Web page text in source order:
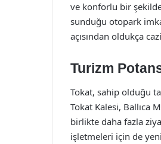
ve konforlu bir
sunduğu otopark
açısından oldukça
Turizm
Tokat, sahip olduğu
Tokat Kalesi, Ballıca
birlikte daha fazla
işletmeleri için de